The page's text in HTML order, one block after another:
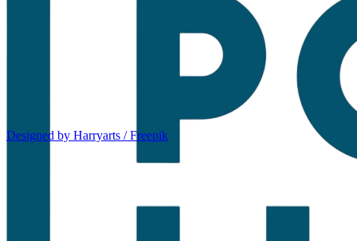
Designed by Harryarts / Freepik